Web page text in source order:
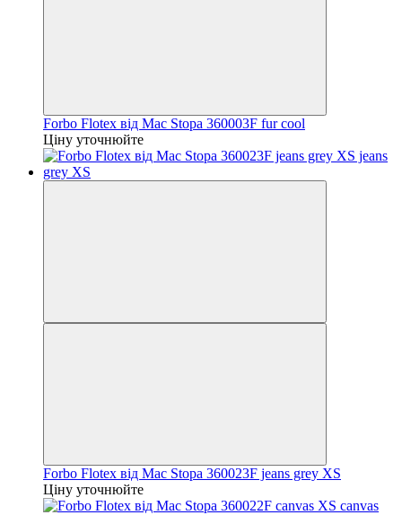
Forbo Flotex від Mac Stopa 360003F fur cool
Ціну уточнюйте
Forbo Flotex від Mac Stopa 360023F jeans grey XS
Ціну уточнюйте